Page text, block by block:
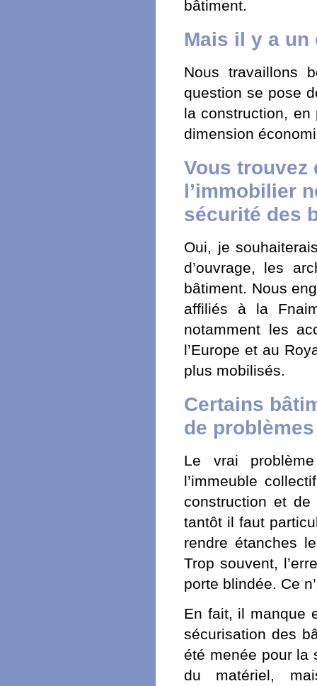
bâtiment.
Mais il y a
Nous travaillons
question se pose
la construction,
dimension
Vous trouvez
l’immobilier
sécurité des
Oui, je
d’ouvrage, les
bâtiment. Nous
affiliés à la
notamment les
l’Europe et au
plus mobilisés.
Certains
de
Le vrai
l’immeuble
construction et
tantôt il faut
rendre étanches
Trop souvent,
porte blindée. Ce
En fait, il manque
sécurisation des
été menée pour la
du matériel,